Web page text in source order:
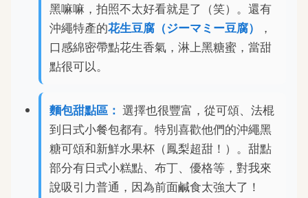
黑嘛嘛，拍照不太好看就是了（笑）。還有
沖繩特產的花生豆腐（ジーマミー豆腐）
，
口感綿密帶點花生香氣，淋上黑糖蜜，當甜
點很可以。
麵包甜點區： 選擇也很豐富，從可頌、法棍
到日式小餐包都有。特別喜歡他們的沖繩黑
糖可頌和新鮮水果杯（鳳梨超甜！）。甜點
部分有日式小糕點、布丁、優格等，對我來
說吸引力普通，因為前面鹹食太強大了！